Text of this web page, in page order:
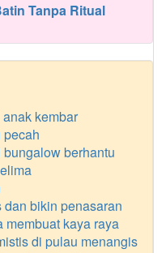
Tanpa Ritual
kembar
berhantu
bikin penasaran
membuat kaya raya
di pulau menangis